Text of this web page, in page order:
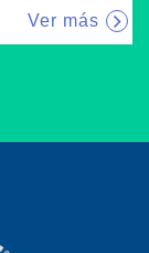
Ver más